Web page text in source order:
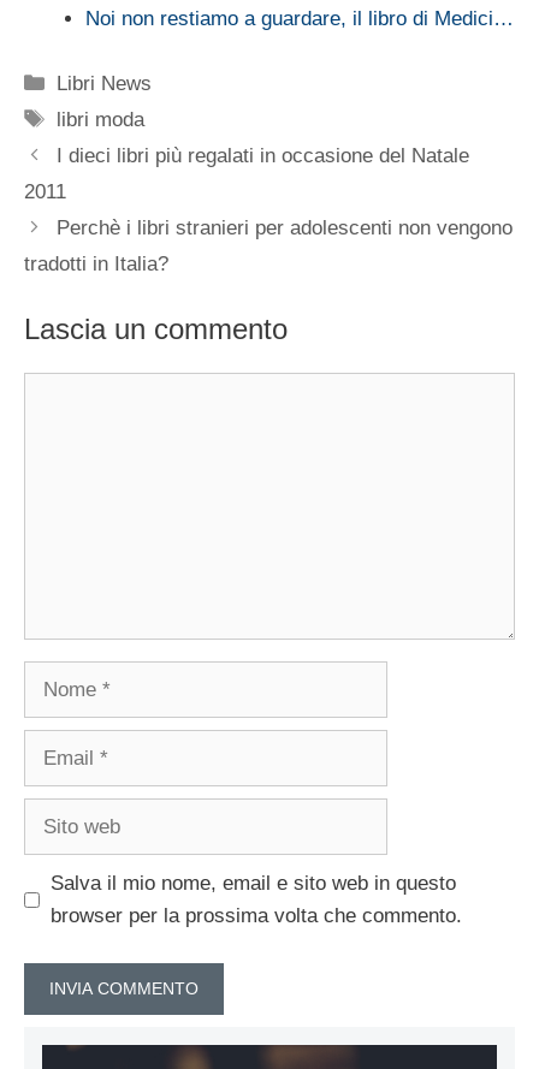
Noi non restiamo a guardare, il libro di Medici…
Categorie
Libri News
Tag
libri moda
I dieci libri più regalati in occasione del Natale
2011
Perchè i libri stranieri per adolescenti non vengono
tradotti in Italia?
Lascia un commento
Nome
Email
Sito
Salva il mio nome, email e sito web in questo
browser per la prossima volta che commento.